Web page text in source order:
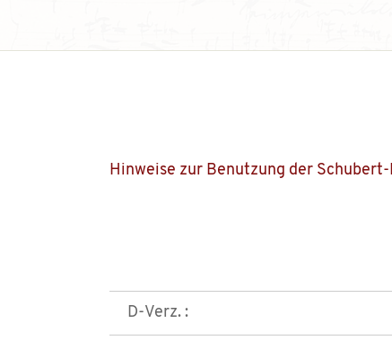
Hinweise zur Benutzung der
D-Verz. :